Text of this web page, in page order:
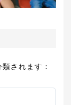
類されます：